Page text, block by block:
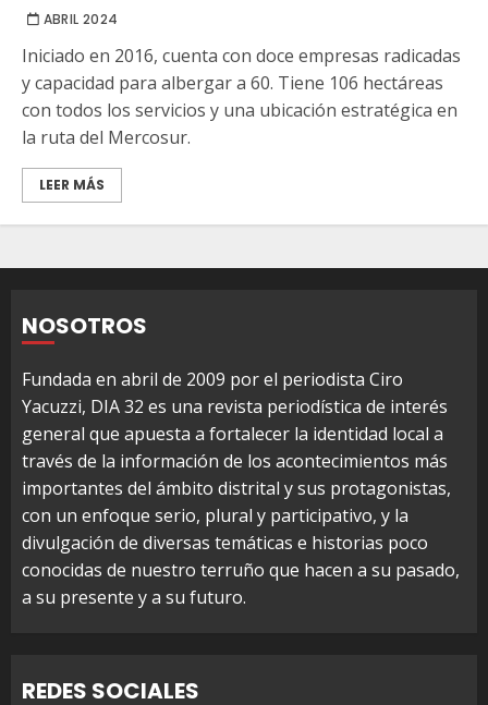
ABRIL 2024
Iniciado en 2016, cuenta con doce empresas radicadas
y capacidad para albergar a 60. Tiene 106 hectáreas
con todos los servicios y una ubicación estratégica en
la ruta del Mercosur.
LEER MÁS
NOSOTROS
Fundada en abril de 2009 por el periodista Ciro
Yacuzzi, DIA 32 es una revista periodística de interés
general que apuesta a fortalecer la identidad local a
través de la información de los acontecimientos más
importantes del ámbito distrital y sus protagonistas,
con un enfoque serio, plural y participativo, y la
divulgación de diversas temáticas e historias poco
conocidas de nuestro terruño que hacen a su pasado,
a su presente y a su futuro.
REDES SOCIALES